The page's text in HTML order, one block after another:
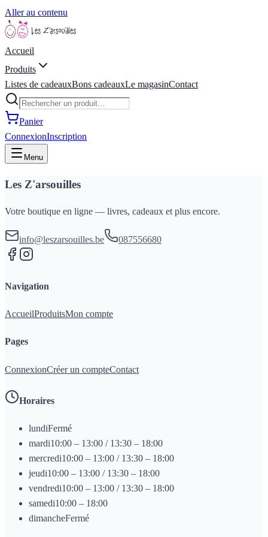
Aller au contenu
Accueil
Produits
Listes de cadeauxBons cadeauxLe magasinContact
Panier
ConnexionInscription
Menu
Les Z'arsouilles
Votre boutique en ligne — livres, cadeaux et plus encore.
info@leszarsouilles.be 087556680
Navigation
AccueilProduitsMon compte
Pages
ConnexionCréer un compteContact
Horaires
lundiFermé
mardi10:00 – 13:00 / 13:30 – 18:00
mercredi10:00 – 13:00 / 13:30 – 18:00
jeudi10:00 – 13:00 / 13:30 – 18:00
vendredi10:00 – 13:00 / 13:30 – 18:00
samedi10:00 – 18:00
dimancheFermé